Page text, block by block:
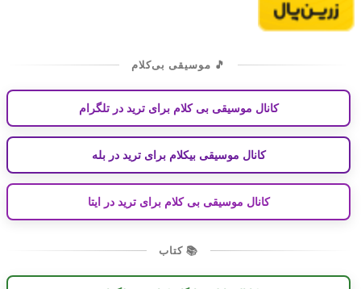
🎵 موسیقی بی‌کلام
کانال موسیقی بی کلام برای ترید در تلگرام
کانال موسیقی بیکلام برای ترید در بله
کانال موسیقی بی کلام برای ترید در ایتا
📚 کتاب